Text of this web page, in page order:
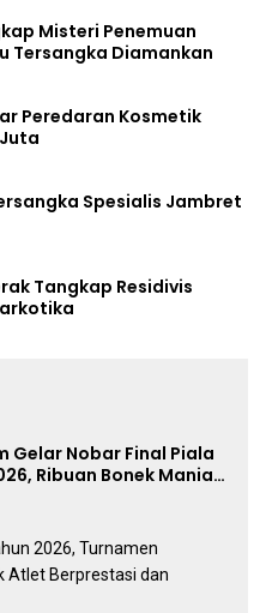
Misteri Penemuan
Tersangka Diamankan
Peredaran Kosmetik
Spesialis Jambret
Tangkap Residivis
Gelar Nobar Final Piala
Ribuan Bonek Mania